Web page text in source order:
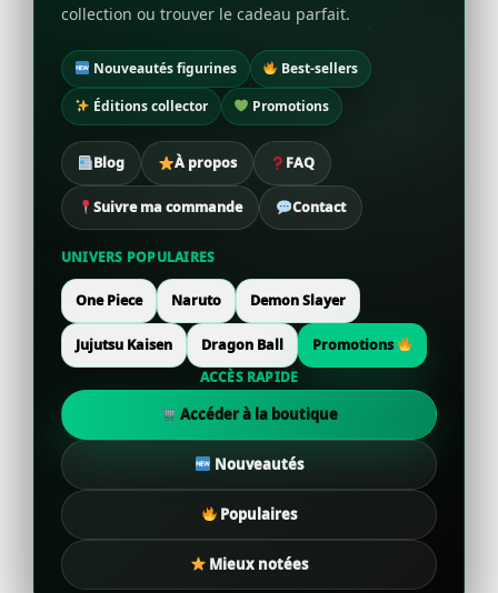
collection ou trouver le cadeau parfait.
Nouveautés figurines
Best-sellers
Éditions collector
Promotions
Blog À propos FAQ
Suivre ma commande Contact
UNIVERS POPULAIRES
One Piece Naruto Demon Slayer
Jujutsu Kaisen Dragon Ball
Promotions
ACCÈS RAPIDE
Accéder à la boutique
Nouveautés
Populaires
Mieux notées